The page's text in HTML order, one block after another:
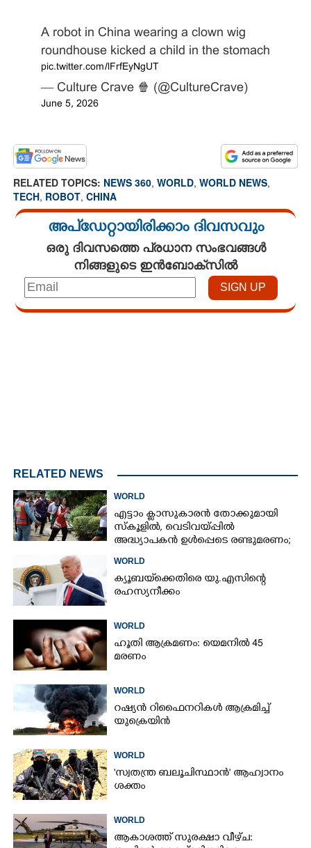
A robot in China wearing a clown wig
roundhouse kicked a child in the stomach
pic.twitter.com/lFrfEyNgUT
— Culture Crave 🍿 (@CultureCrave)
June 5, 2026
RELATED TOPICS: NEWS 360, WORLD, WORLD NEWS,
TECH, ROBOT, CHINA
അപ്ഡേറ്റായിരിക്കാം ദിവസവും
ഒരു ദിവസത്തെ പ്രധാന സംഭവങ്ങൾ
നിങ്ങളുടെ ഇൻബോക്സിൽ
RELATED NEWS
WORLD
എട്ടാം ക്ളാസുകാരൻ തോക്കുമായി
സ്കൂളിൽ, വെടിവയ്പ്പിൽ
അദ്ധ്യാപകൻ ഉൾപ്പെടെ രണ്ടുമരണം;
WORLD
ക്യൂബയ്‌ക്കെതിരെ യു.എസിന്റെ
രഹസ്യനീക്കം
WORLD
ഹൂതി ആക്രമണം: യെമനിൽ 45
മരണം
WORLD
റഷ്യൻ റിഫൈനറികൾ ആക്രമിച്ച്
യുക്രെയിൻ
WORLD
'സ്വതന്ത്ര ബലൂചിസ്ഥാൻ' ആഹ്വാനം
ശക്തം
WORLD
ആകാശത്ത് സുരക്ഷാ വീഴ്‌ച: